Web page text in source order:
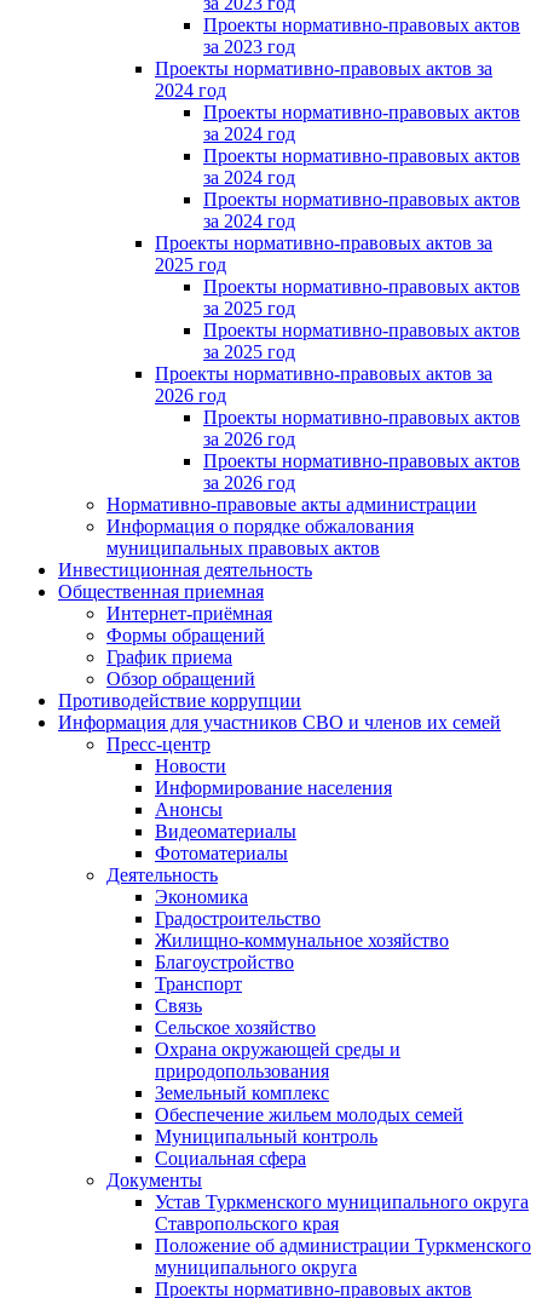
Проекты нормативно-правовых актов
за 2023 год
Проекты нормативно-правовых актов за
2024 год
Проекты нормативно-правовых актов
за 2024 год
Проекты нормативно-правовых актов
за 2024 год
Проекты нормативно-правовых актов
за 2024 год
Проекты нормативно-правовых актов за
2025 год
Проекты нормативно-правовых актов
за 2025 год
Проекты нормативно-правовых актов
за 2025 год
Проекты нормативно-правовых актов за
2026 год
Проекты нормативно-правовых актов
за 2026 год
Проекты нормативно-правовых актов
за 2026 год
Нормативно-правовые акты администрации
Информация о порядке обжалования
муниципальных правовых актов
Инвестиционная деятельность
Общественная приемная
Интернет-приёмная
Формы обращений
График приема
Обзор обращений
Противодействие коррупции
Информация для участников СВО и членов их семей
Пресс-центр
Новости
Информирование населения
Анонсы
Видеоматериалы
Фотоматериалы
Деятельность
Экономика
Градостроительство
Жилищно-коммунальное хозяйство
Благоустройство
Транспорт
Связь
Сельское хозяйство
Охрана окружающей среды и
природопользования
Земельный комплекс
Обеспечение жильем молодых семей
Муниципальный контроль
Социальная сфера
Документы
Устав Туркменского муниципального округа
Ставропольского края
Положение об администрации Туркменского
муниципального округа
Проекты нормативно-правовых актов